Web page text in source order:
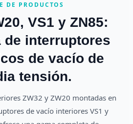
DE PRODUCTOS
VS1 y ZN85:
de interruptores
de vacío de
tensión.
ZW32 y ZW20 montadas en
de vacío interiores VS1 y